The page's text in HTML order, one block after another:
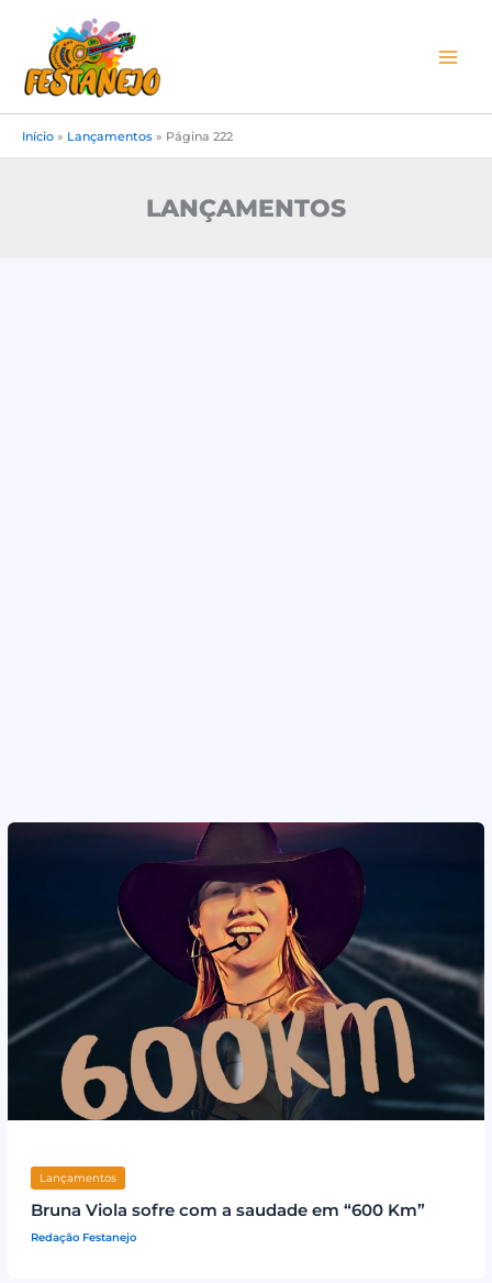
conteúdo
Início » Lançamentos » Página 222
LANÇAMENTOS
Lançamentos
Bruna Viola sofre com a saudade em “600 Km”
Redação Festanejo